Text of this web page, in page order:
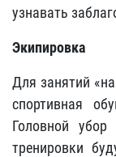
узнавать
Экипировка
Для занятий
спортивная
Головной
тренировки